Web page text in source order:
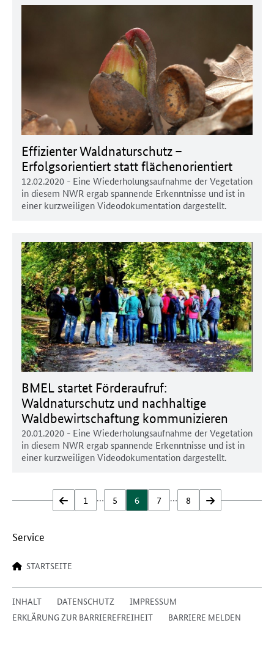
Effizienter Waldnaturschutz –
Erfolgsorientiert statt flächenorientiert
12.02.2020 - Eine Wiederholungsaufnahme der Vegetation
in diesem NWR ergab spannende Erkenntnisse und ist in
einer kurzweiligen Videodokumentation dargestellt.
BMEL startet Förderaufruf:
Waldnaturschutz und nachhaltige
Waldbewirtschaftung kommunizieren
20.01.2020 - Eine Wiederholungsaufnahme der Vegetation
in diesem NWR ergab spannende Erkenntnisse und ist in
einer kurzweiligen Videodokumentation dargestellt.
zurück
1 … 5 6 7 … 8 vor
Service
STARTSEITE
INHALT DATENSCHUTZ
IMPRESSUM
ERKLÄRUNG ZUR BARRIEREFREIHEIT
BARRIERE MELDEN